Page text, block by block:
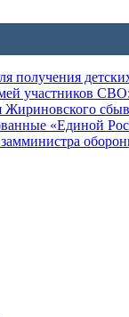
получения
участников
Жириновского
«Единой